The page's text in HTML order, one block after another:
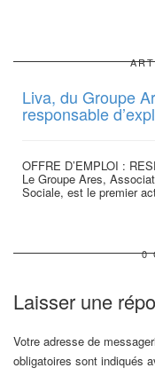
Liva, du Groupe
responsable
OFFRE D’EMPLOI :
Le Groupe Ares,
Sociale, est le premier
0
Laisser une
Votre adresse de
obligatoires sont indiqués